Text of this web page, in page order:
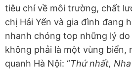
tiêu chí về môi trường, chất
chị Hải Yến và gia đình đang
nhanh chóng top những lý
không phải là một vùng biển,
quanh Hà Nội: “Thứ nhất,